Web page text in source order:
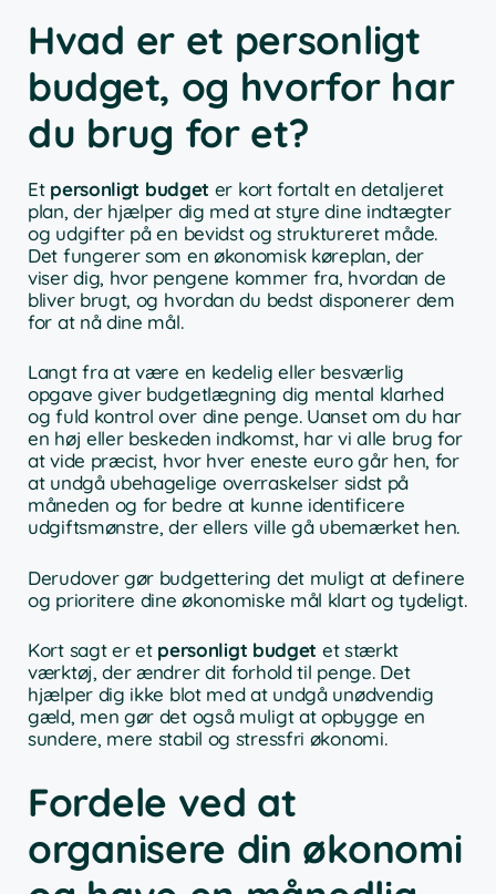
Hvad er et personligt
budget, og hvorfor har
du brug for et?
Et personligt budget er kort fortalt en detaljeret
plan, der hjælper dig med at styre dine indtægter
og udgifter på en bevidst og struktureret måde.
Det fungerer som en økonomisk køreplan, der
viser dig, hvor pengene kommer fra, hvordan de
bliver brugt, og hvordan du bedst disponerer dem
for at nå dine mål.
Langt fra at være en kedelig eller besværlig
opgave giver budgetlægning dig mental klarhed
og fuld kontrol over dine penge. Uanset om du har
en høj eller beskeden indkomst, har vi alle brug for
at vide præcist, hvor hver eneste euro går hen, for
at undgå ubehagelige overraskelser sidst på
måneden og for bedre at kunne identificere
udgiftsmønstre, der ellers ville gå ubemærket hen.
Derudover gør budgettering det muligt at definere
og prioritere dine økonomiske mål klart og tydeligt.
Kort sagt er et personligt budget et stærkt
værktøj, der ændrer dit forhold til penge. Det
hjælper dig ikke blot med at undgå unødvendig
gæld, men gør det også muligt at opbygge en
sundere, mere stabil og stressfri økonomi.
Fordele ved at
organisere din økonomi